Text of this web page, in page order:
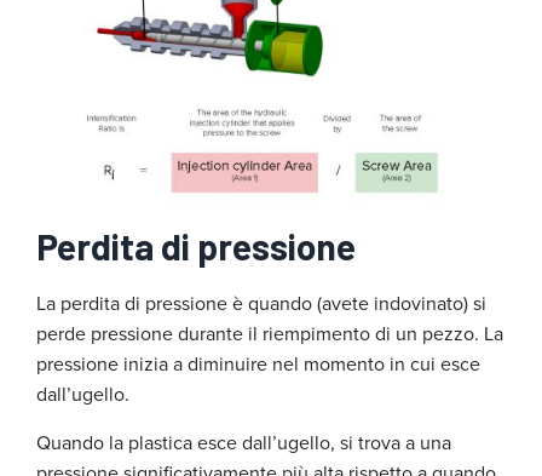
Perdita di pressione
La perdita di pressione è quando (avete indovinato) si
perde pressione durante il riempimento di un pezzo. La
pressione inizia a diminuire nel momento in cui esce
dall’ugello.
Quando la plastica esce dall’ugello, si trova a una